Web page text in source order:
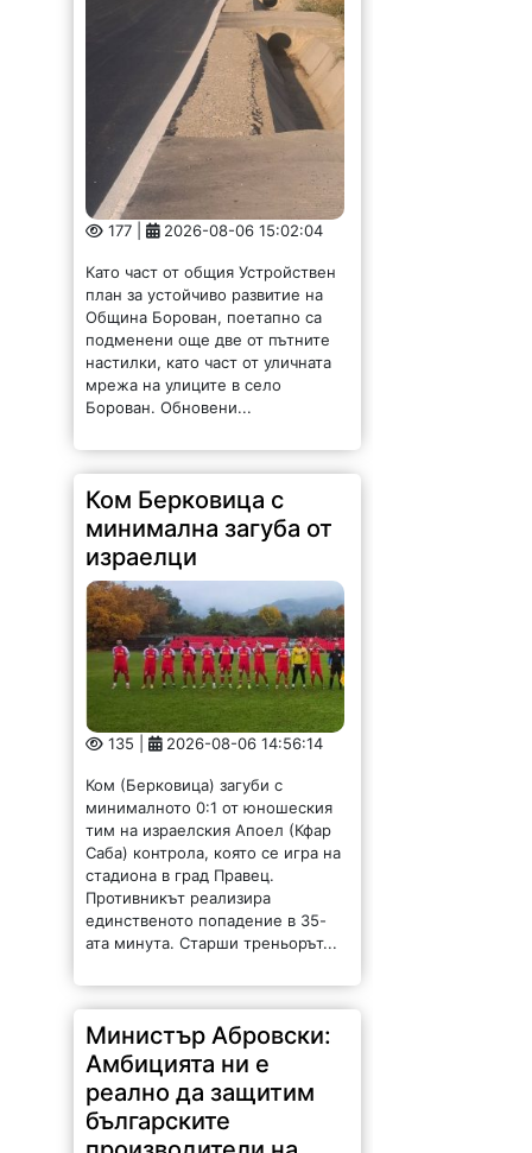
177 | 2026-08-06 15:02:04
Като част от общия Устройствен
план за устойчиво развитие на
Община Борован, поетапно са
подменени още две от пътните
настилки, като част от уличната
мрежа на улиците в село
Борован. Обновени...
Ком Берковица с
минимална загуба от
израелци
135 | 2026-08-06 14:56:14
Ком (Берковица) загуби с
минималното 0:1 от юношеския
тим на израелския Апоел (Кфар
Саба) контрола, която се игра на
стадиона в град Правец.
Противникът реализира
единственото попадение в 35-
ата минута. Старши треньорът...
Министър Абровски:
Амбицията ни е
реално да защитим
българските